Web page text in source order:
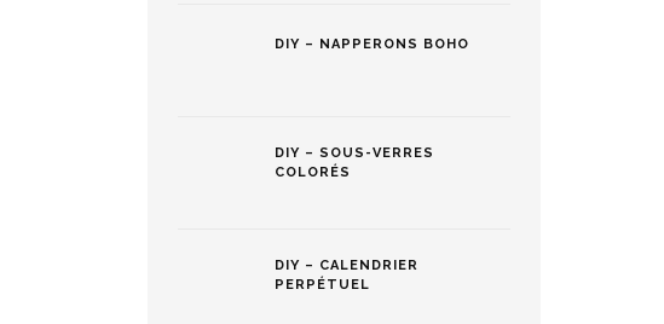
DIY – NAPPERONS BOHO
DIY – SOUS-VERRES
COLORÉS
DIY – CALENDRIER
PERPÉTUEL